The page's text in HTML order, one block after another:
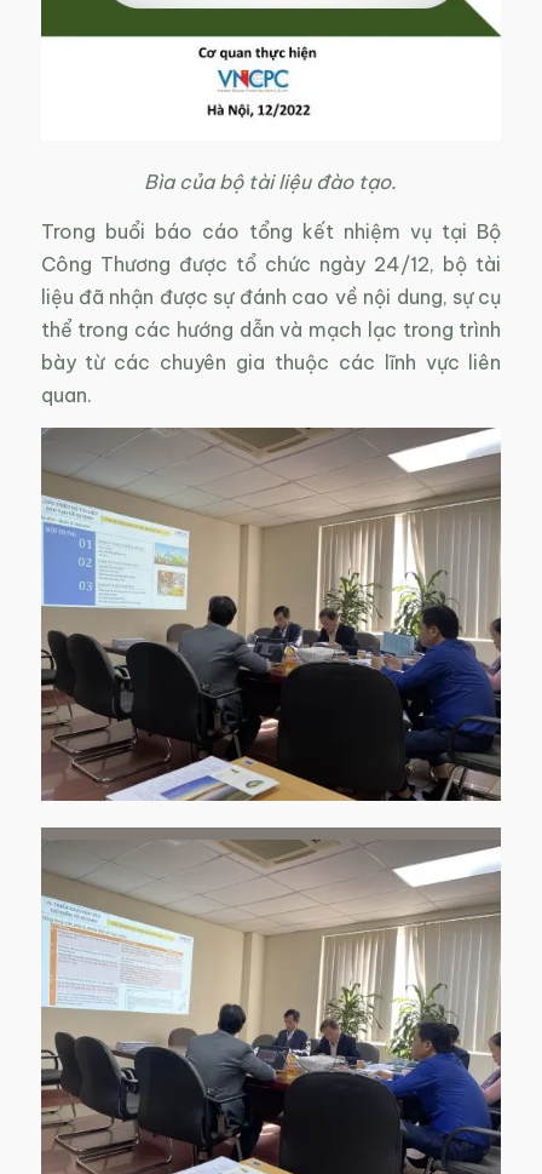
Bìa của bộ tài liệu đào tạo.
Trong buổi báo cáo tổng kết nhiệm vụ tại Bộ
Công Thương được tổ chức ngày 24/12, bộ tài
liệu đã nhận được sự đánh cao về nội dung, sự cụ
thể trong các hướng dẫn và mạch lạc trong trình
bày từ các chuyên gia thuộc các lĩnh vực liên
quan.